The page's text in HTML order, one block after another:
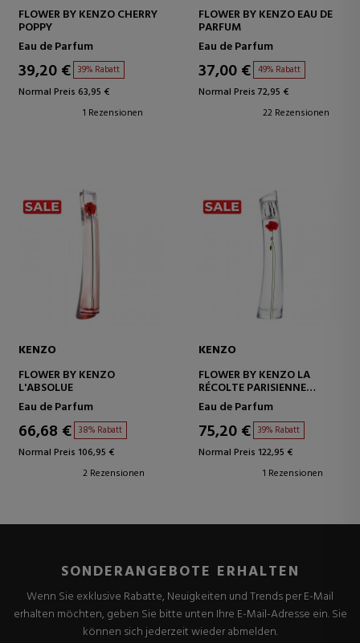
FLOWER BY KENZO CHERRY
POPPY
Eau de Parfum
39,20 € 39% Rabatt
Normal Preis 63,95 €
1 Rezensionen
FLOWER BY KENZO EAU DE
PARFUM
Eau de Parfum
37,00 € 49% Rabatt
Normal Preis 72,95 €
22 Rezensionen
KENZO
FLOWER BY KENZO
L'ABSOLUE
Eau de Parfum
66,68 € 38% Rabatt
Normal Preis 106,95 €
2 Rezensionen
KENZO
FLOWER BY KENZO LA
RÉCOLTE PARISIENNE
EAU DE PARFUM
Eau de Parfum
75,20 € 39% Rabatt
Normal Preis 122,95 €
1 Rezensionen
SONDERANGEBOTE ERHALTEN
Wenn Sie exklusive Rabatte, Neuigkeiten und Trends per E-Mail
erhalten möchten, geben Sie bitte unten Ihre E-Mail-Adresse ein. Sie
können sich jederzeit wieder abmelden.